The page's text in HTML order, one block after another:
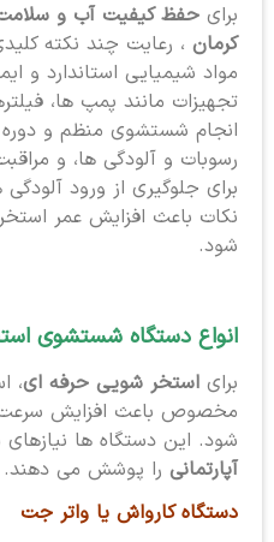
برای حفظ کیفیت آب و
کرمان ، رعایت چند نکته
مواد شیمیایی استاندارد و
تجهیزات مانند پمپ ها،
انجام شستشوی منظم و دوره
رسوبات و آلودگی ها، و
برای جلوگیری از ورود
نکات باعث افزایش عمر
شود.
انواع دستگاه شستشوی
برای استخر شویی حرفه ای،
مخصوص باعث افزایش سرعت
شود. این دستگاه ها
آپارتمانیرا پوشش می دهند.
دستگاه کارواش یا واتر جت